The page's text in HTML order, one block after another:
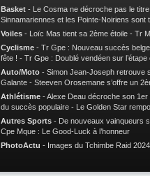
Basket - Le Cosma ne décroche pas le
Sinnamariennes et les Pointe-Noiriens sont
Voiles - Loïc Mas tient sa 2ème étoile - Tr
Cyclisme - Tr Gpe : Nouveau succès
fête ! - Tr Gpe : Doublé vendéen sur l’étape
Auto/Moto - Simon Jean-Joseph retrouve
Galante - Steeven Orosemane s’offre un
Athlétisme -Alexe Deau décroche son
du succès populaire - Le Golden Star
Autres Sports - De nouveaux vainqueurs
Cpe Mque : Le Good-Luck à l’honneur
PhotoActu - Images du Tchimbe Raid 2024